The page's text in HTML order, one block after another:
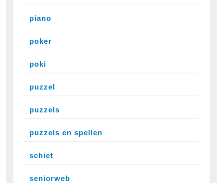
piano
poker
poki
puzzel
puzzels
puzzels en spellen
schiet
seniorweb